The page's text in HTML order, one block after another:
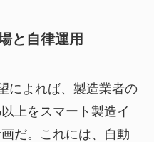
と自律運用
によれば、製造業者の
上をスマート製造イ
だ。これには、自動